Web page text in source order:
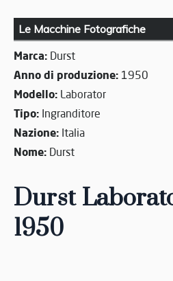
Le Macchine Fotografiche
Marca: Durst
Anno di produzione: 1950
Modello: Laborator
Tipo: Ingranditore
Nazione: Italia
Nome: Durst
Durst
1950